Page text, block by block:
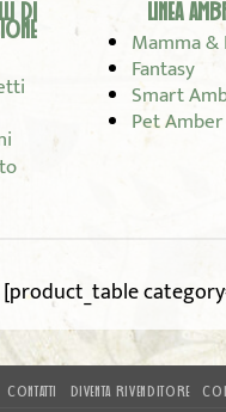
DI LINEA
Mamma &
Fantasy
Smart
Pet Amber
[product_table
CONTATTI DIVENTA RIVENDITORE